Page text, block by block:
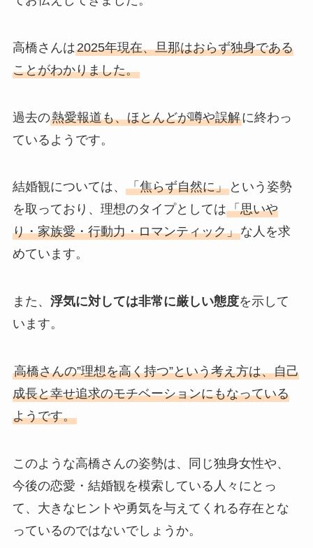
高橋さんは2025年現在、旦那はおらず独身である
ことがわかりました。
過去の熱愛報道も、ほとんどが噂や誤解に終わっ
ているようです。
結婚観については、 「焦らず自然に」という姿勢
を取っており、理想のタイプとしては「思いや
り・家族愛・行動力・ロマンティック」な人を求
めています。
また、 浮気に対しては非常に厳しい態度を示して
います。
高橋さんの”理想を高く持つ”という考え方は、自己
成長と幸せ追求のモチベーションにもなっている
ようです。
このような高橋さんの姿勢は、同じ独身女性や、
今後の恋愛・結婚観を模索している人々にとっ
て、大きなヒントや勇気を与えてくれる存在とな
っているのではないでしょうか。